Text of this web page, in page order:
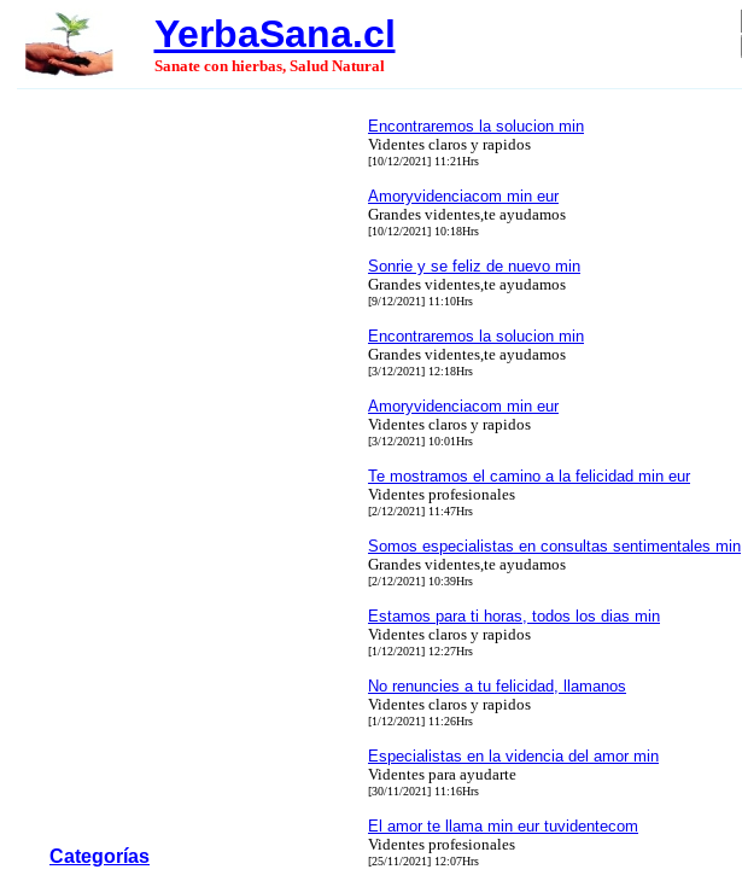
YerbaSana.cl
Sanate con hierbas, Salud Natural
Categorías
Encontraremos la solucion min
Videntes claros y rapidos
[10/12/2021] 11:21Hrs
Amoryvidenciacom min eur
Grandes videntes,te ayudamos
[10/12/2021] 10:18Hrs
Sonrie y se feliz de nuevo min
Grandes videntes,te ayudamos
[9/12/2021] 11:10Hrs
Encontraremos la solucion min
Grandes videntes,te ayudamos
[3/12/2021] 12:18Hrs
Amoryvidenciacom min eur
Videntes claros y rapidos
[3/12/2021] 10:01Hrs
Te mostramos el camino a la felicidad min eur
Videntes profesionales
[2/12/2021] 11:47Hrs
Somos especialistas en consultas sentimentales min
Grandes videntes,te ayudamos
[2/12/2021] 10:39Hrs
Estamos para ti horas, todos los dias min
Videntes claros y rapidos
[1/12/2021] 12:27Hrs
No renuncies a tu felicidad, llamanos
Videntes claros y rapidos
[1/12/2021] 11:26Hrs
Especialistas en la videncia del amor min
Videntes para ayudarte
[30/11/2021] 11:16Hrs
El amor te llama min eur tuvidentecom
Videntes profesionales
[25/11/2021] 12:07Hrs